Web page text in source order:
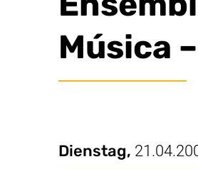
Música
Wichtige
Datum / Dauer:
Dienstag,